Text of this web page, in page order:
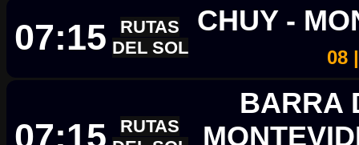
07:15
RUTAS
DEL SOL
CHUY -
08
07:15
RUTAS
BARRA